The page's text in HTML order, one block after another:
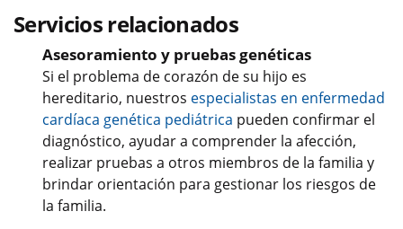
Servicios relacionados
Asesoramiento y pruebas genéticas
Si el problema de corazón de su hijo es
hereditario, nuestros especialistas en enfermedad
cardíaca genética pediátrica pueden confirmar el
diagnóstico, ayudar a comprender la afección,
realizar pruebas a otros miembros de la familia y
brindar orientación para gestionar los riesgos de
la familia.